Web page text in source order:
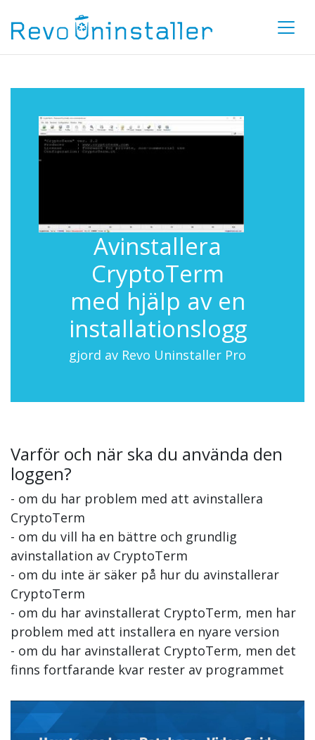
Avinstallera
CryptoTerm
med hjälp av en
installationslogg
gjord av Revo Uninstaller Pro
Varför och när ska du använda den
loggen?
- om du har problem med att avinstallera
CryptoTerm
- om du vill ha en bättre och grundlig
avinstallation av CryptoTerm
- om du inte är säker på hur du avinstallerar
CryptoTerm
- om du har avinstallerat CryptoTerm, men har
problem med att installera en nyare version
- om du har avinstallerat CryptoTerm, men det
finns fortfarande kvar rester av programmet